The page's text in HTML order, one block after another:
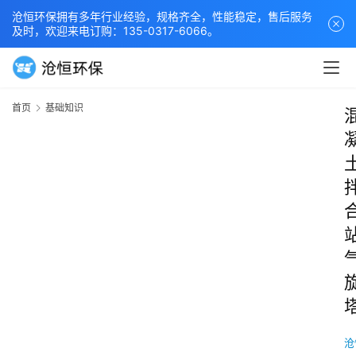
沧恒环保拥有多年行业经验，规格齐全，性能稳定，售后服务
及时，欢迎来电订购：135-0317-6066。
首页 基础知识